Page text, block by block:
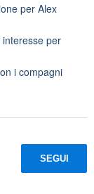
per Alex
per
i compagni
SEGUI